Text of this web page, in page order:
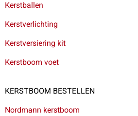
Kerstballen
Kerstverlichting
Kerstversiering kit
Kerstboom voet
KERSTBOOM BESTELLEN
Nordmann kerstboom